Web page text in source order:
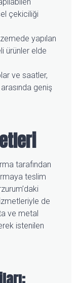
çekiciliği
yapılan
ürünler elde
ve saatler,
geniş
tarafından
teslim
de
ve metal
istenilen